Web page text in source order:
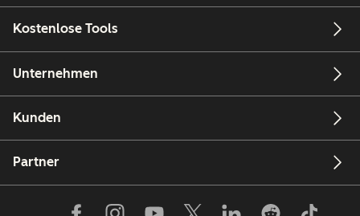
Kostenlose Tools
Unternehmen
Kunden
Partner